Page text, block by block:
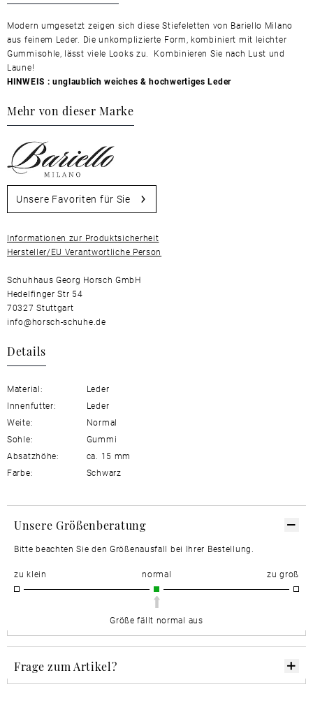
Modern umgesetzt zeigen sich diese Stiefeletten von Bariello Milano
aus feinem Leder. Die unkomplizierte Form, kombiniert mit leichter
Gummisohle, lässt viele Looks zu. Kombinieren Sie nach Lust und
Laune!
HINWEIS : unglaublich weiches & hochwertiges Leder
Mehr von dieser Marke
Unsere Favoriten für Sie
Informationen zur Produktsicherheit
Hersteller/EU Verantwortliche Person
Schuhhaus Georg Horsch GmbH
Hedelfinger Str 54
70327 Stuttgart
info@horsch-schuhe.de
Details
Material:
Leder
Innenfutter:
Leder
Weite:
Normal
Sohle:
Gummi
Absatzhöhe:
ca. 15 mm
Farbe:
Schwarz
Unsere Größenberatung
Bitte beachten Sie den Größenausfall bei Ihrer Bestellung.
zu klein normal zu groß
Größe fällt normal aus
Frage zum Artikel?